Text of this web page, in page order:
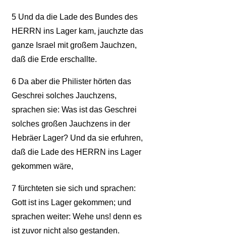
5Und da die Lade des Bundes des
HERRN ins Lager kam, jauchzte das
ganze Israel mit großem Jauchzen,
daß die Erde erschallte.
6Da aber die Philister hörten das
Geschrei solches Jauchzens,
sprachen sie: Was ist das Geschrei
solches großen Jauchzens in der
Hebräer Lager? Und da sie erfuhren,
daß die Lade des HERRN ins Lager
gekommen wäre,
7fürchteten sie sich und sprachen:
Gott ist ins Lager gekommen; und
sprachen weiter: Wehe uns! denn es
ist zuvor nicht also gestanden.